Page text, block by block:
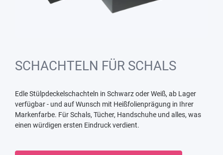
SCHACHTELN FÜR SCHALS
Edle Stülpdeckelschachteln in Schwarz oder Weiß, ab Lager
verfügbar - und auf Wunsch mit Heißfolienprägung in Ihrer
Markenfarbe. Für Schals, Tücher, Handschuhe und alles, was
einen würdigen ersten Eindruck verdient.